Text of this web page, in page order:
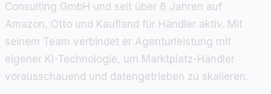
Consulting GmbH und seit über 8 Jahren auf
Amazon, Otto und Kaufland für Händler aktiv. Mit
seinem Team verbindet er Agenturleistung mit
eigener KI-Technologie, um Marktplatz-Händler
vorausschauend und datengetrieben zu skalieren.